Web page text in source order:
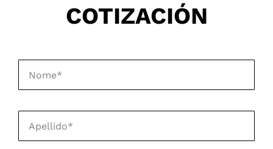
COTIZACIÓN